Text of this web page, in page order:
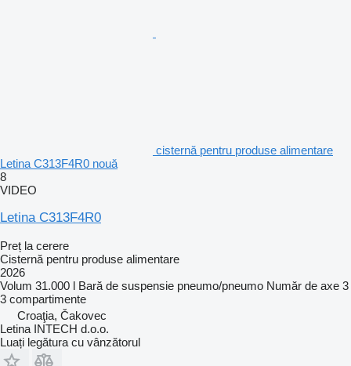
cisternă pentru produse alimentare
Letina C313F4R0 nouă
8
VIDEO
Letina C313F4R0
Preț la cerere
Cisternă pentru produse alimentare
2026
Volum 31.000 l Bară de suspensie pneumo/pneumo Număr de axe 3
3 compartimente
Croaţia, Čakovec
Letina INTECH d.o.o.
Luați legătura cu vânzătorul